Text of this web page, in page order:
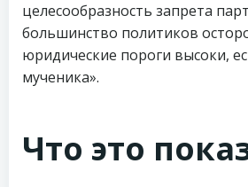
целесообразность запрета
большинство политиков
юридические пороги высоки,
мученика».
Что это